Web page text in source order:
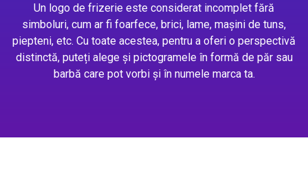
Un logo de frizerie este considerat incomplet fără
simboluri, cum ar fi foarfece, brici, lame, mașini de tuns,
piepteni, etc. Cu toate acestea, pentru a oferi o perspectivă
distinctă, puteți alege și pictogramele în formă de păr sau
barbă care pot vorbi și în numele marca ta.